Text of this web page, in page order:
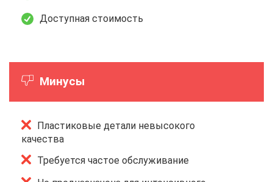
Доступная стоимость
Минусы
Пластиковые детали невысокого
качества
Требуется частое обслуживание